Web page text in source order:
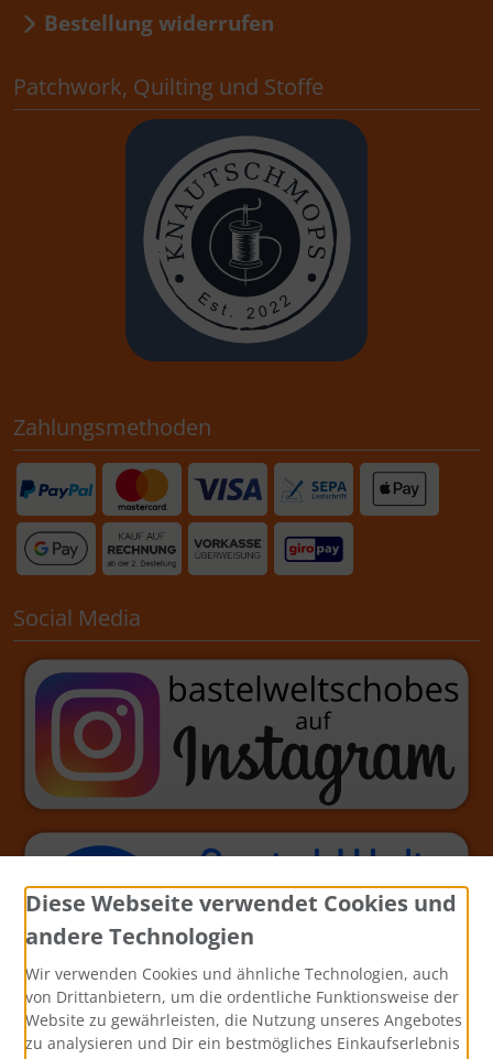
Bestellung widerrufen
Patchwork, Quilting und Stoffe
Zahlungsmethoden
Social Media
Diese Webseite verwendet Cookies und
andere Technologien
Wir verwenden Cookies und ähnliche Technologien, auch
von Drittanbietern, um die ordentliche Funktionsweise der
Website zu gewährleisten, die Nutzung unseres Angebotes
zu analysieren und Dir ein bestmögliches Einkaufserlebnis